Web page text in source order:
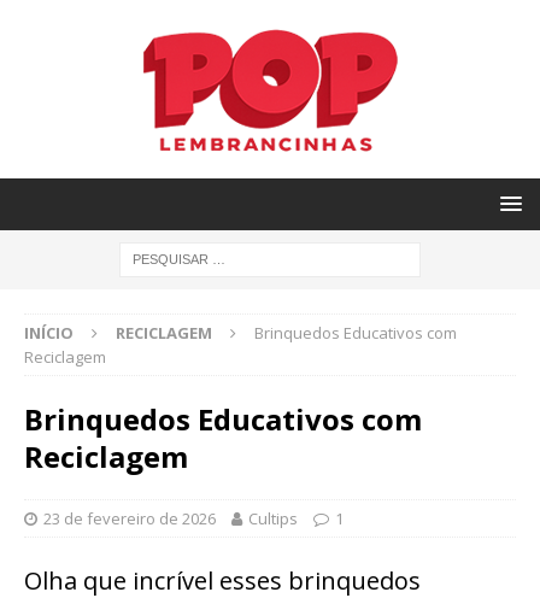
INÍCIO RECICLAGEM
Brinquedos Educativos com
Reciclagem
Brinquedos Educativos com
Reciclagem
23 de fevereiro de 2026 Cultips 1
Olha que incrível esses brinquedos